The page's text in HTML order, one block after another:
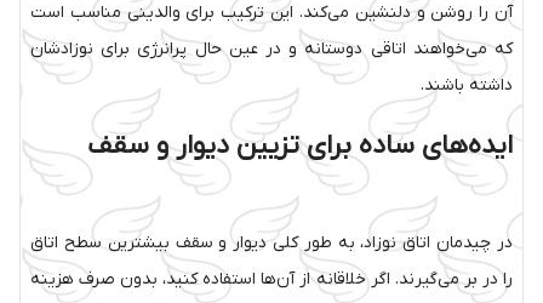
آن را روشن و دلنشین می‌کند. این ترکیب برای والدینی مناسب است
که می‌خواهند اتاقی دوستانه و در عین حال پرانرژی برای نوزادشان
داشته باشند.
ایده‌های ساده برای تزیین دیوار و سقف
در چیدمان اتاق نوزاد، به طور کلی دیوار و سقف بیشترین سطح اتاق
را در بر می‌گیرند. اگر خلاقانه از آن‌ها استفاده کنید، بدون صرف هزینه